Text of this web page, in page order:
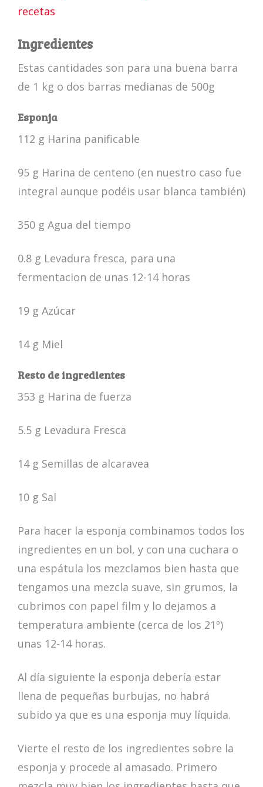
recetas
Ingredientes
Estas cantidades son para una buena barra
de 1 kg o dos barras medianas de 500g
Esponja
112 g Harina panificable
95 g Harina de centeno (en nuestro caso fue
integral aunque podéis usar blanca también)
350 g Agua del tiempo
0.8 g Levadura fresca, para una
fermentacion de unas 12-14 horas
19 g Azúcar
14 g Miel
Resto de ingredientes
353 g Harina de fuerza
5.5 g Levadura Fresca
14 g Semillas de alcaravea
10 g Sal
Para hacer la esponja combinamos todos los
ingredientes en un bol, y con una cuchara o
una espátula los mezclamos bien hasta que
tengamos una mezcla suave, sin grumos, la
cubrimos con papel film y lo dejamos a
temperatura ambiente (cerca de los 21º)
unas 12-14 horas.
Al día siguiente la esponja debería estar
llena de pequeñas burbujas, no habrá
subido ya que es una esponja muy líquida.
Vierte el resto de los ingredientes sobre la
esponja y procede al amasado. Primero